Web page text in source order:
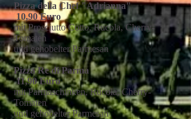
Pizza della Chef "Adrianna"
10,90 Euro
mit Prosciutto Cotto, Rucola, Cherry-
Tomaten
und gehobelter Parmesan
Pizza Re di Parma
11,90 Euro
mit Parmaschinken, Rucola, Cherry-
Tomaten
und gehobelter Parmesan